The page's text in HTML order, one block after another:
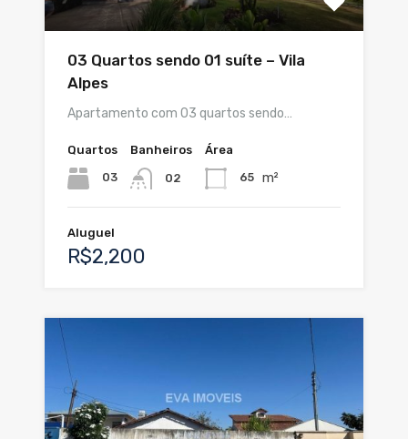
03 Quartos sendo 01 suíte – Vila
Alpes
Apartamento com 03 quartos sendo…
Quartos
03
Banheiros
02
Área
65 m²
Aluguel
R$2,200